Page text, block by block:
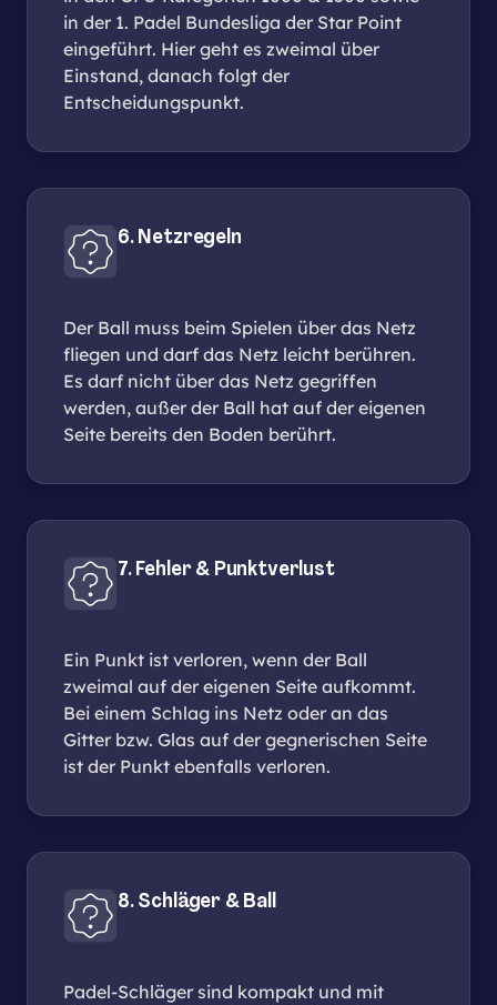
in der 1. Padel Bundesliga der Star Point
eingeführt. Hier geht es zweimal über
Einstand, danach folgt der
Entscheidungspunkt.
6. Netzregeln
Der Ball muss beim Spielen über das Netz
fliegen und darf das Netz leicht berühren.
Es darf nicht über das Netz gegriffen
werden, außer der Ball hat auf der eigenen
Seite bereits den Boden berührt.
7. Fehler & Punktverlust
Ein Punkt ist verloren, wenn der Ball
zweimal auf der eigenen Seite aufkommt.
Bei einem Schlag ins Netz oder an das
Gitter bzw. Glas auf der gegnerischen Seite
ist der Punkt ebenfalls verloren.
8. Schläger & Ball
Padel-Schläger sind kompakt und mit